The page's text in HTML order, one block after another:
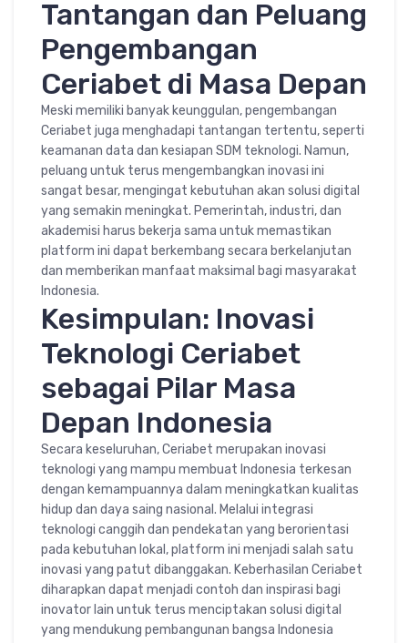
Tantangan dan Peluang
Pengembangan
Ceriabet di Masa Depan
Meski memiliki banyak keunggulan, pengembangan
Ceriabet juga menghadapi tantangan tertentu, seperti
keamanan data dan kesiapan SDM teknologi. Namun,
peluang untuk terus mengembangkan inovasi ini
sangat besar, mengingat kebutuhan akan solusi digital
yang semakin meningkat. Pemerintah, industri, dan
akademisi harus bekerja sama untuk memastikan
platform ini dapat berkembang secara berkelanjutan
dan memberikan manfaat maksimal bagi masyarakat
Indonesia.
Kesimpulan: Inovasi
Teknologi Ceriabet
sebagai Pilar Masa
Depan Indonesia
Secara keseluruhan, Ceriabet merupakan inovasi
teknologi yang mampu membuat Indonesia terkesan
dengan kemampuannya dalam meningkatkan kualitas
hidup dan daya saing nasional. Melalui integrasi
teknologi canggih dan pendekatan yang berorientasi
pada kebutuhan lokal, platform ini menjadi salah satu
inovasi yang patut dibanggakan. Keberhasilan Ceriabet
diharapkan dapat menjadi contoh dan inspirasi bagi
inovator lain untuk terus menciptakan solusi digital
yang mendukung pembangunan bangsa Indonesia